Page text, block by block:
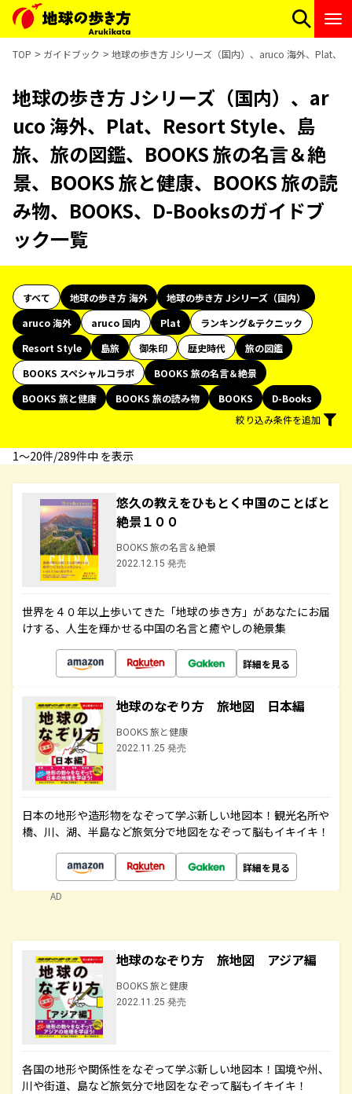
TOP ガイドブック 地球の歩き方 Jシリーズ（国内）、aruco 海外、Plat、
地球の歩き方 Jシリーズ（国内）、ar
uco 海外、Plat、Resort Style、島
旅、旅の図鑑、BOOKS 旅の名言＆絶
景、BOOKS 旅と健康、BOOKS 旅の読
み物、BOOKS、D-Booksのガイドブ
ック一覧
すべて 地球の歩き方 海外
地球の歩き方 Jシリーズ（国内）
aruco 海外
aruco 国内 Plat
ランキング&テクニック
Resort Style
島旅 御朱印 歴史時代
旅の図鑑
BOOKS スペシャルコラボ
BOOKS 旅の名言＆絶景
BOOKS 旅と健康
BOOKS 旅の読み物 BOOKS
D-Books
絞り込み条件を追加
1〜20件/289件中 を表示
悠久の教えをひもとく中国のことばと
絶景１００
BOOKS 旅の名言＆絶景
2022.12.15 発売
世界を４０年以上歩いてきた「地球の歩き方」があなたにお届
けする、人生を輝かせる中国の名言と癒やしの絶景集
詳細を見る
地球のなぞり方 旅地図 日本編
BOOKS 旅と健康
2022.11.25 発売
日本の地形や造形物をなぞって学ぶ新しい地図本！観光名所や
橋、川、湖、半島など旅気分で地図をなぞって脳もイキイキ！
詳細を見る
AD
地球のなぞり方 旅地図 アジア編
BOOKS 旅と健康
2022.11.25 発売
各国の地形や関係性をなぞって学ぶ新しい地図本！国境や州、
川や街道、島など旅気分で地図をなぞって脳もイキイキ！